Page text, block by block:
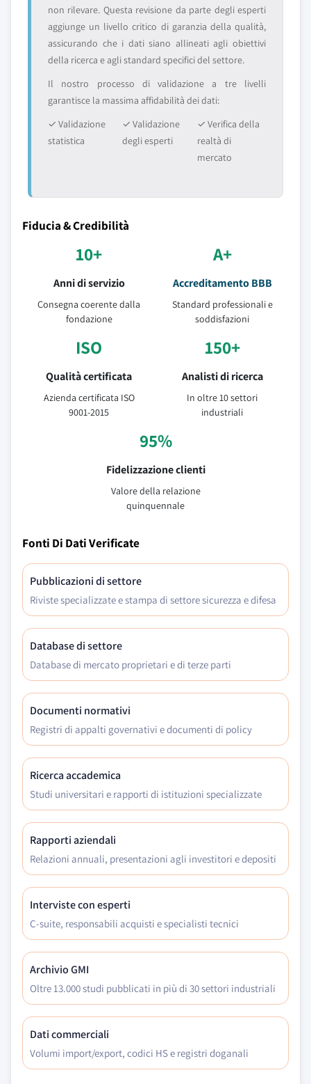
non rilevare. Questa revisione da parte degli esperti
aggiunge un livello critico di garanzia della qualità,
assicurando che i dati siano allineati agli obiettivi
della ricerca e agli standard specifici del settore.
Il nostro processo di validazione a tre livelli
garantisce la massima affidabilità dei dati:
✓ Validazione
statistica
✓ Validazione
degli esperti
✓ Verifica della
realtà di
mercato
Fiducia & Credibilità
10+
Anni di servizio
Consegna coerente dalla
fondazione
A+
Accreditamento BBB
Standard professionali e
soddisfazioni
ISO
Qualità certificata
Azienda certificata ISO
9001-2015
150+
Analisti di ricerca
In oltre 10 settori
industriali
95%
Fidelizzazione clienti
Valore della relazione
quinquennale
Fonti Di Dati Verificate
Pubblicazioni di settore
Riviste specializzate e stampa di settore sicurezza e difesa
Database di settore
Database di mercato proprietari e di terze parti
Documenti normativi
Registri di appalti governativi e documenti di policy
Ricerca accademica
Studi universitari e rapporti di istituzioni specializzate
Rapporti aziendali
Relazioni annuali, presentazioni agli investitori e depositi
Interviste con esperti
C-suite, responsabili acquisti e specialisti tecnici
Archivio GMI
Oltre 13.000 studi pubblicati in più di 30 settori industriali
Dati commerciali
Volumi import/export, codici HS e registri doganali